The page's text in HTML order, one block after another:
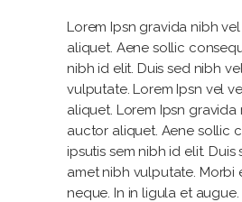
Lorem Ipsn gravida nibh
aliquet. Aene sollic
nibh id elit. Duis sed nibh
vulputate. Lorem Ipsn vel
aliquet. Lorem Ipsn gravida
auctor aliquet. Aene sollic
ipsutis sem nibh id elit. Duis
amet nibh vulputate. Morbi
neque. In in ligula et augue.